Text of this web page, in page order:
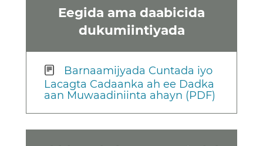
Eegida ama daabicida
dukumiintiyada
Barnaamijyada Cuntada iyo
Lacagta Cadaanka ah ee Dadka
aan Muwaadiniinta ahayn (PDF)